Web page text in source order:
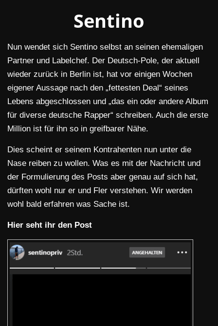
Sentino
Nun wendet sich Sentino selbst an seinen ehemaligen
Partner und Labelchef. Der Deutsch-Pole, der aktuell
wieder zurück in Berlin ist, hat vor einigen Wochen
eigener Aussage nach den „fettesten Deal“ seines
Lebens abgeschlossen und „das ein oder andere Album
für diverse deutsche Rapper“ schreiben. Auch die erste
Million ist für ihn so in greifbarer Nähe.
Dies scheint er seinem Kontrahenten nun unter die
Nase reiben zu wollen. Was es mit der Nachricht und
der Formulierung des Posts aber genau auf sich hat,
dürften wohl nur er und Fler verstehen. Wir werden
wohl bald erfahren was Sache ist.
Hier seht ihr den Post